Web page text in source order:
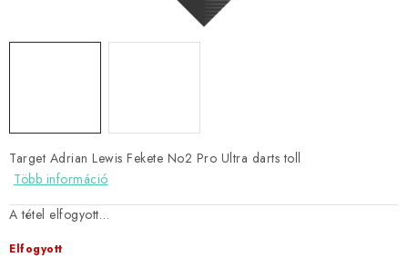
Target Adrian Lewis Fekete No2 Pro Ultra darts toll
Több információ
A tétel elfogyott…
Elfogyott